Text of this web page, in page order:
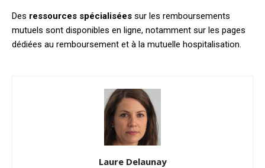
Des ressources spécialisées sur les remboursements
mutuels sont disponibles en ligne, notamment sur les pages
dédiées au remboursement et à la mutuelle hospitalisation.
Laure Delaunay